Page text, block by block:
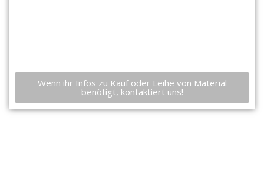
Wenn ihr Infos zu Kauf oder Leihe von Material
benötigt, kontaktiert uns!